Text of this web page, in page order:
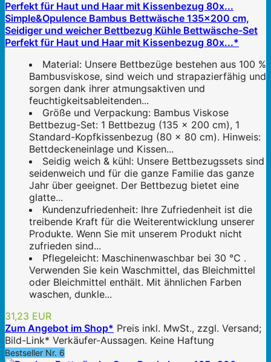
Simple&Opulence Bambus Bettwäsche 135x200 cm,
Seidiger und weicher Bettbezug Kühle Bettwäsche-Set
Perfekt für Haut und Haar mit Kissenbezug 80x...*
Material: Unsere Bettbezüge bestehen aus 100 %
Bambusviskose, sind weich und strapazierfähig und
sorgen dank ihrer atmungsaktiven und
feuchtigkeitsableitenden...
Größe und Verpackung: Bambus Viskose
Bettbezug-Set: 1 Bettbezug (135 x 200 cm), 1
Standard-Kopfkissenbezug (80 x 80 cm). Hinweis:
Bettdeckeneinlage und Kissen...
Seidig weich & kühl: Unsere Bettbezugssets sind
seidenweich und für die ganze Familie das ganze
Jahr über geeignet. Der Bettbezug bietet eine
glatte...
Kundenzufriedenheit: Ihre Zufriedenheit ist die
treibende Kraft für die Weiterentwicklung unserer
Produkte. Wenn Sie mit unserem Produkt nicht
zufrieden sind...
Pflegeleicht: Maschinenwaschbar bei 30 ℃ .
Verwenden Sie kein Waschmittel, das Bleichmittel
oder Bleichmittel enthält. Mit ähnlichen Farben
waschen, dunkle...
31,23 EUR
Zum Angebot im Shop* Preis inkl. MwSt., zzgl. Versand;
Bild-Link* Verkäufer-Aussagen. Keine Haftung
Bestseller Nr. 6